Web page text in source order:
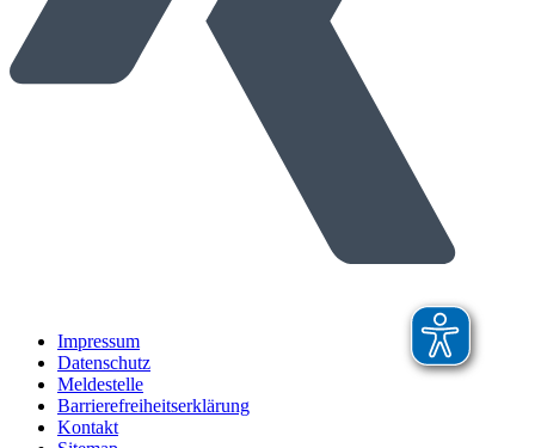
Impressum
Datenschutz
Meldestelle
Barrierefreiheitserklärung
Kontakt